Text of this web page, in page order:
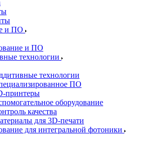
и ПО
и ПО
технологии
технологии
ПО
принтеры
оборудование
качества
для 3D-печати
для интегральной фотоники